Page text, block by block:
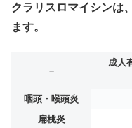
クラリスロマイシンは
ます。
–
成人
咽頭・喉頭炎
扁桃炎